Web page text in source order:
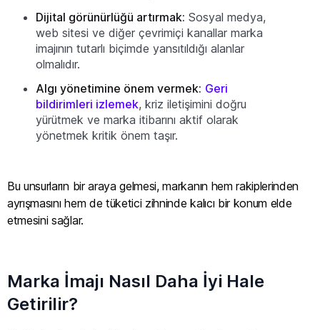
Dijital görünürlüğü artırmak: Sosyal medya,
web sitesi ve diğer çevrimiçi kanallar marka
imajının tutarlı biçimde yansıtıldığı alanlar
olmalıdır.
Algı yönetimine önem vermek: Geri
bildirimleri izlemek, kriz iletişimini doğru
yürütmek ve marka itibarını aktif olarak
yönetmek kritik önem taşır.
Bu unsurların bir araya gelmesi, markanın hem rakiplerinden
ayrışmasını hem de tüketici zihninde kalıcı bir konum elde
etmesini sağlar.
Marka İmajı Nasıl Daha İyi Hale
Getirilir?